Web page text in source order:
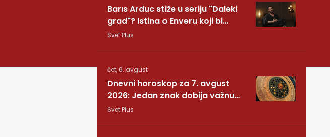
Barıs Arduc stiže u seriju "Daleki
grad"? Istina o Enveru koji bi
mogao da promeni sve
Svet Plus
čet, 6. avgust
Dnevni horoskop za 7. avgust
2026: Jedan znak dobija važnu
vest, drugom se vraća osoba iz
Svet Plus